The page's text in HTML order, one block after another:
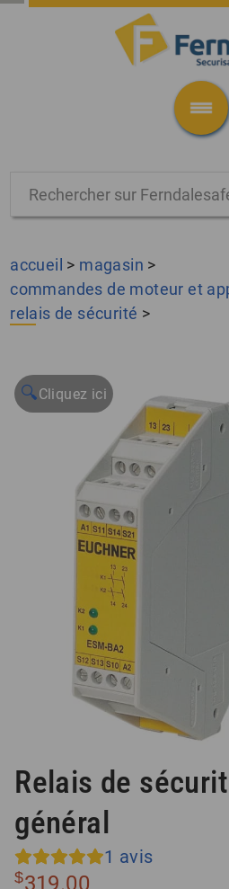
accueil > magasin >
commandes de moteur et
relais de sécurité >
🔍
Relais de
général
1 avis
$319.00